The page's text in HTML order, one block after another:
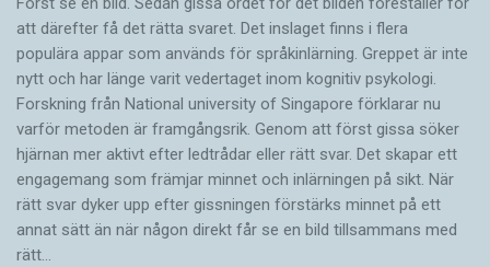
att därefter få det rätta svaret. Det inslaget finns i flera
populära appar som används för språkinlärning. Greppet är inte
nytt och har länge varit vedertaget inom kognitiv psykologi.
Forskning från National university of Singa­pore förklarar nu
varför metoden är framgångsrik. Genom att först gissa ­söker
hjärnan mer aktivt ­efter ledtrådar eller rätt svar. Det skapar ett
engagemang som främjar minnet och inlärningen på sikt. När
rätt svar dyker upp efter gissningen förstärks minnet på ett
annat sätt än när någon direkt får se en bild tillsammans med
rätt…